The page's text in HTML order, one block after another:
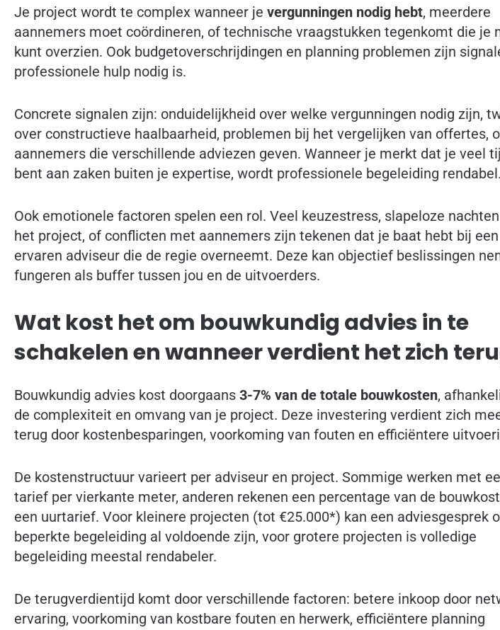
Je project wordt te complex wanneer je vergunningen nodig hebt, meerdere
aannemers moet coördineren, of technische vraagstukken tegenkomt die je
kunt overzien. Ook budgetoverschrijdingen en planning problemen zijn
professionele hulp nodig is.
Concrete signalen zijn: onduidelijkheid over welke vergunningen nodig zijn,
over constructieve haalbaarheid, problemen bij het vergelijken van offertes,
aannemers die verschillende adviezen geven. Wanneer je merkt dat je veel
bent aan zaken buiten je expertise, wordt professionele begeleiding rendabel.
Ook emotionele factoren spelen een rol. Veel keuzestress, slapeloze
het project, of conflicten met aannemers zijn tekenen dat je baat hebt bij een
ervaren adviseur die de regie overneemt. Deze kan objectief beslissingen
fungeren als buffer tussen jou en de uitvoerders.
Wat kost het om bouwkundig advies in te
schakelen en wanneer verdient het zich
Bouwkundig advies kost doorgaans 3-7% van de totale bouwkosten,
de complexiteit en omvang van je project. Deze investering verdient zich
terug door kostenbesparingen, voorkoming van fouten en efficiëntere
De kostenstructuur varieert per adviseur en project. Sommige werken met
tarief per vierkante meter, anderen rekenen een percentage van de
een uurtarief. Voor kleinere projecten (tot €25.000*) kan een adviesgesprek
beperkte begeleiding al voldoende zijn, voor grotere projecten is volledige
begeleiding meestal rendabeler.
De terugverdientijd komt door verschillende factoren: betere inkoop door
ervaring, voorkoming van kostbare fouten en herwerk, efficiëntere planning